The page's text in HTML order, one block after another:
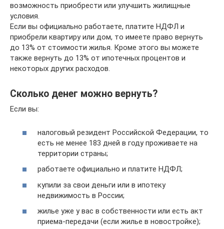
возможность приобрести или улучшить жилищные
условия.
Если вы официально работаете, платите НДФЛ и
приобрели квартиру или дом, то имеете право вернуть
до 13% от стоимости жилья. Кроме этого вы можете
также вернуть до 13% от ипотечных процентов и
некоторых других расходов.
Сколько денег можно вернуть?
Если вы:
налоговый резидент Российской Федерации, то
есть не менее 183 дней в году проживаете на
территории страны;
работаете официально и платите НДФЛ;
купили за свои деньги или в ипотеку
недвижимость в России;
жилье уже у вас в собственности или есть акт
приема-передачи (если жилье в новостройке);